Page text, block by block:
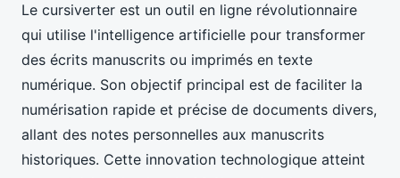
Le cursiverter est un outil en ligne révolutionnaire
qui utilise l'intelligence artificielle pour transformer
des écrits manuscrits ou imprimés en texte
numérique. Son objectif principal est de faciliter la
numérisation rapide et précise de documents divers,
allant des notes personnelles aux manuscrits
historiques. Cette innovation technologique atteint